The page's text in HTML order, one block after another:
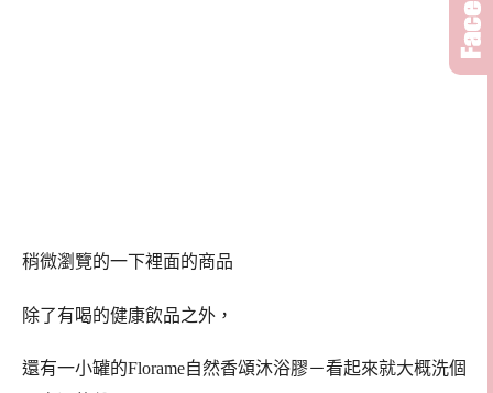
稍微瀏覽的一下裡面的商品
除了有喝的健康飲品之外，
還有一小罐的Florame自然香頌沐浴膠－看起來就大概洗個